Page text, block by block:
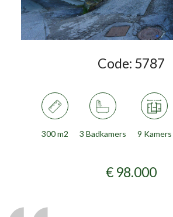
Code: 5787
300 m2 3 Badkamers 9 Kamers
€ 98.000